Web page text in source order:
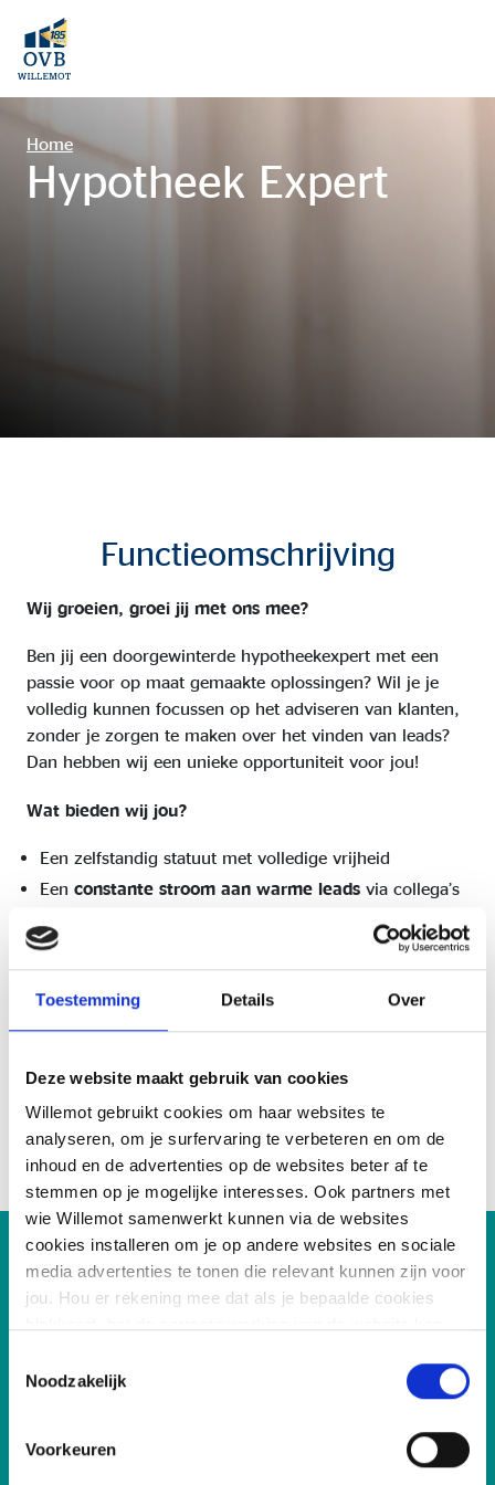
Toestemming Details Over
Deze website maakt gebruik van cookies
Willemot gebruikt cookies om haar websites te
analyseren, om je surfervaring te verbeteren en om de
inhoud en de advertenties op de websites beter af te
stemmen op je mogelijke interesses. Ook partners met
wie Willemot samenwerkt kunnen via de websites
cookies installeren om je op andere websites en sociale
media advertenties te tonen die relevant kunnen zijn voor
jou. Hou er rekening mee dat als je bepaalde cookies
Noodzakelijk
Voorkeuren
Home
Hypotheek Expert
Functieomschrijving
Wij groeien, groei jij met ons mee?
Ben jij een doorgewinterde hypotheekexpert met een
passie voor op maat gemaakte oplossingen? Wil je je
volledig kunnen focussen op het adviseren van klanten,
zonder je zorgen te maken over het vinden van leads?
Dan hebben wij een unieke opportuniteit voor jou!
Wat bieden wij jou?
Een zelfstandig statuut met volledige vrijheid
Eenconstante stroom aan warme leads via collega’s
Een professioneel team om op terug te vallen voor
overleg en ondersteuning
Ruimte om je eigen klantenportefeuille verder uit te
bouwen
wordt
Iets voor jou?
Wat verwachten wij van jou?
hypothecaire kredieten